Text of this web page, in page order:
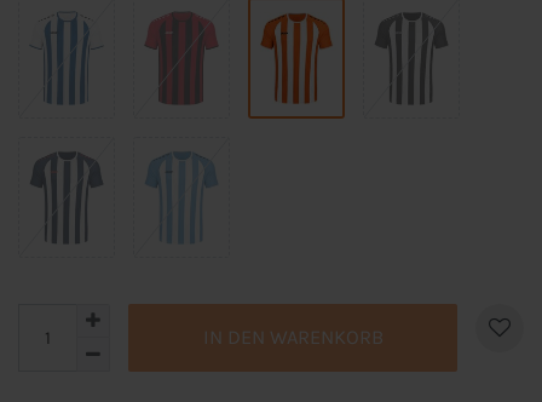
IN DEN WARENKORB